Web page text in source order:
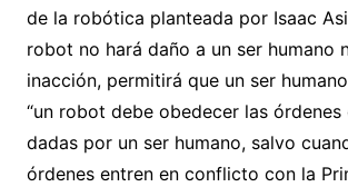
de la robótica planteada por Isaac
robot no hará daño a un ser humano
inacción, permitirá que un ser
“un robot debe obedecer las órdenes
dadas por un ser humano, salvo
órdenes entren en conflicto con la